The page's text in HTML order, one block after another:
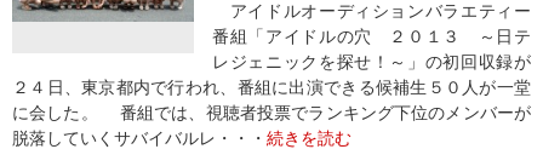
アイドルオーディションバラエティー
番組「アイドルの穴 ２０１３ ～日テ
レジェニックを探せ！～」の初回収録が
２４日、東京都内で行われ、番組に出演できる候補生５０人が一堂
に会した。 番組では、視聴者投票でランキング下位のメンバーが
脱落していくサバイバルレ・・・ 続きを読む